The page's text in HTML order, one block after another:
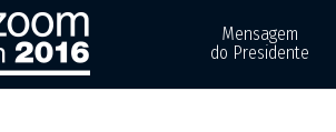
Mensagem
do Presidente